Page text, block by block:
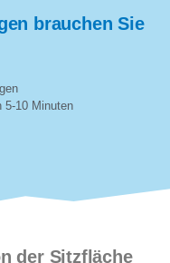
brauchen Sie
5-10 Minuten
der Sitzfläche